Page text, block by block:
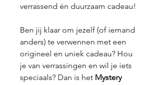
verrassend én duurzaam cadeau!
Ben jij klaar om jezelf (of iemand
anders) te verwennen met een
origineel en uniek cadeau? Hou
je van verrassingen en wil je iets
speciaals? Dan is het Mystery